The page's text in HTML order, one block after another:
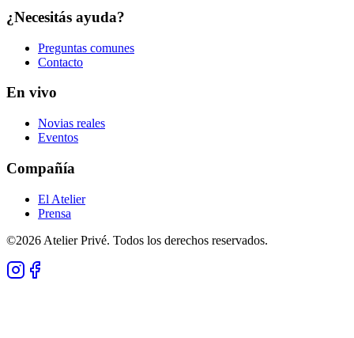
¿Necesitás ayuda?
Preguntas comunes
Contacto
En vivo
Novias reales
Eventos
Compañía
El Atelier
Prensa
©2026 Atelier Privé. Todos los derechos reservados.